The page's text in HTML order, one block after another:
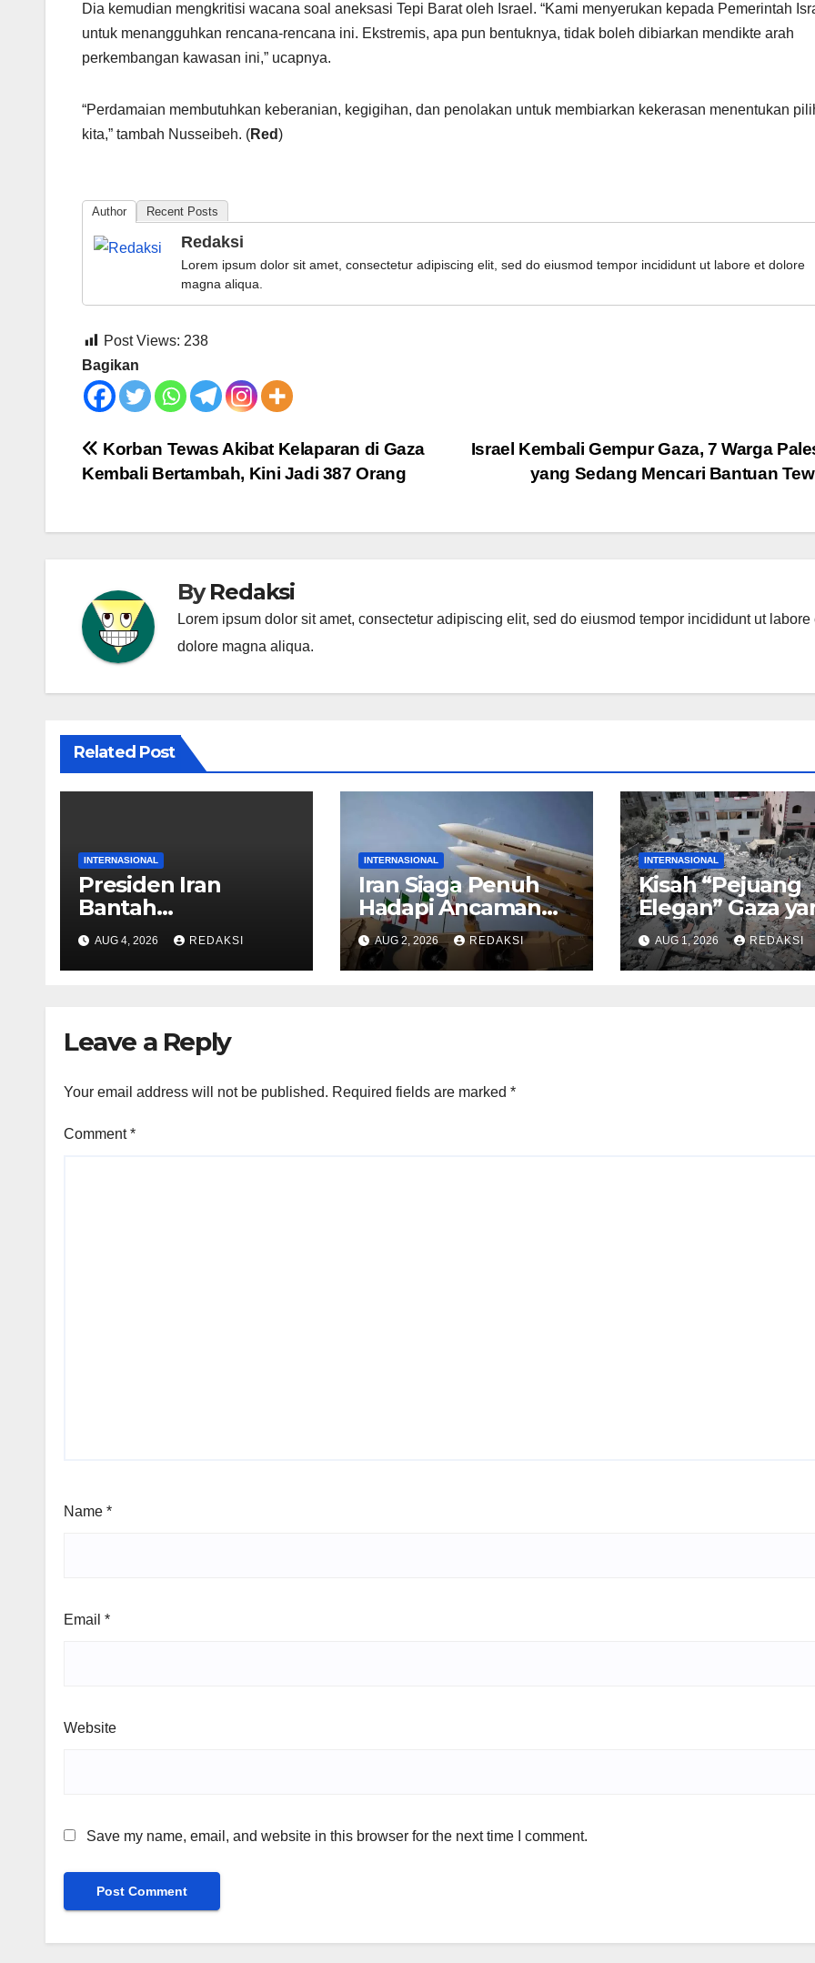
Dia kemudian mengkritisi wacana soal aneksasi Tepi Barat oleh Israel. “Kami menyerukan kepada Pemerintah
untuk menangguhkan rencana-rencana ini. Ekstremis, apa pun bentuknya, tidak boleh dibiarkan mendikte arah
perkembangan kawasan ini,” ucapnya.
“Perdamaian membutuhkan keberanian, kegigihan, dan penolakan untuk membiarkan kekerasan menentukan
kita,” tambah Nusseibeh. (Red)
Author Recent Posts
Redaksi
Lorem ipsum dolor sit amet, consectetur adipiscing elit, sed do eiusmod tempor incididunt ut labore et dolore
magna aliqua.
Post Views: 238
Bagikan
Post
Israel Kembali Gempur Gaza, 7 Warga
yang Sedang Mencari Bantuan
Korban Tewas Akibat Kelaparan di Gaza
Kembali Bertambah, Kini Jadi 387 Orang
ByRedaksi
Lorem ipsum dolor sit amet, consectetur adipiscing elit, sed do eiusmod tempor incididunt ut labore
dolore magna aliqua.
Related Post
INTERNASIONAL
Presiden Iran
Bantah
Mengundurkan Diri
AUG 4, 2026 REDAKSI
INTERNASIONAL
Iran Siaga Penuh
Hadapi Ancaman
Baru
AUG 2, 2026 REDAKSI
INTERNASIONAL
Kisah “Pejuang
Elegan” Gaza
Melawan Tank-
Israel
AUG 1, 2026 REDAKSI
Leave a Reply
Your email address will not be published. Required fields are marked *
Comment*
Name *
Email *
Website
Save my name, email, and website in this browser for the next time I comment.